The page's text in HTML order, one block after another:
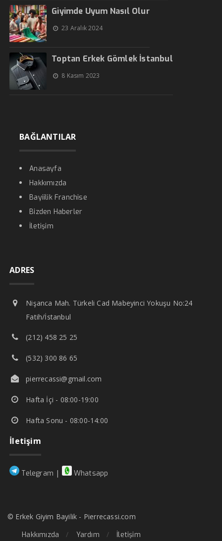
Giyimde Uyum Nasıl Olur
23 Aralık 2024
Toptan Erkek Gömlek İstanbul
8 Kasım 2023
BAĞLANTILAR
Anasayfa
Hakkımızda
Bayiilik Franchise
Bizden Haberler
İletişim
ADRES
Nişanca Mah. Türkeli Cad Mabeyinci Yokuşu No:24
Fatih/İstanbul
(212) 458 25 25
(532) 300 86 65
pierrecassi@gmail.com
Hafta İçi - 08:00-19:00
Hafta Sonu - 08:00-14:00
İletişim
Telegram | Whatsapp
© Erkek Giyim Bayilik - Pierrecassi.com
Hakkımızda
Yardım İletişim